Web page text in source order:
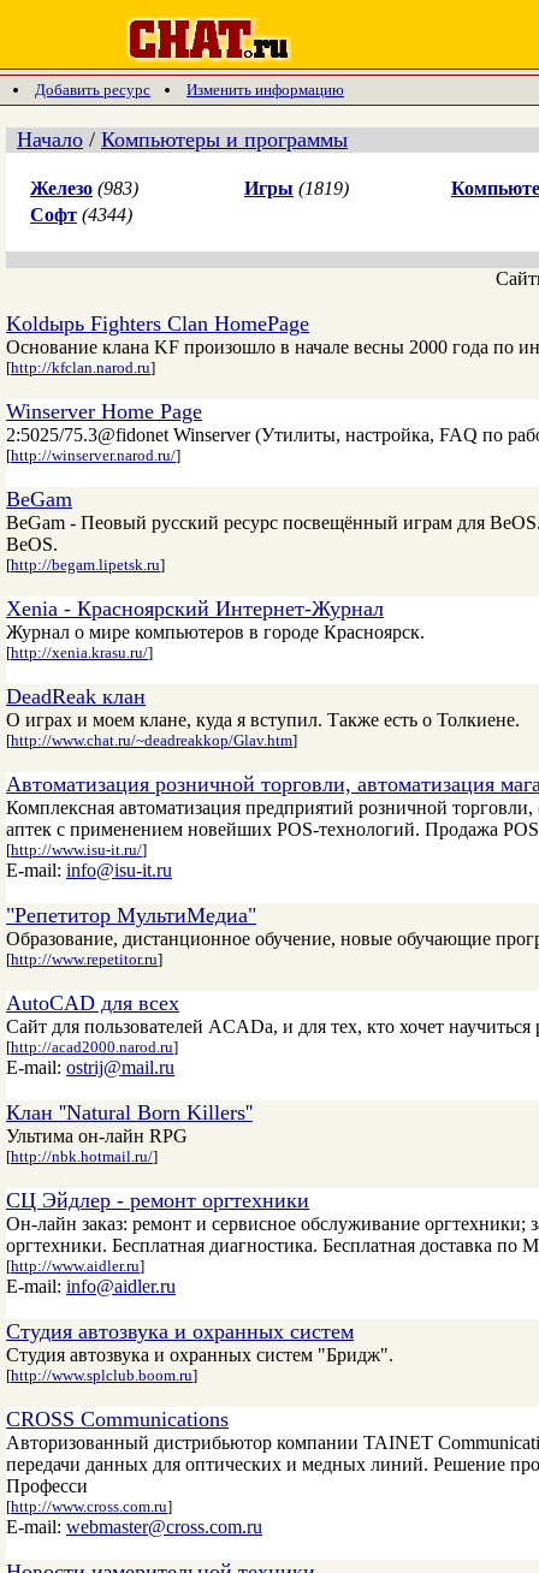
Добавить ресурс Изменить информацию
Начало / Компьютеры и программы
Железо (983) Игры (1819)
Софт (4344)
Koldырь Fighters Clan HomePage
Основание клана KF произошло в начале весны 2000 года по
[http://kfclan.narod.ru]
Winserver Home Page
2:5025/75.3@fidonet Winserver (Утилиты, настpойка, FAQ по
[http://winserver.narod.ru/]
BeGam
BeGam - Пеовый русский ресурс посвещённый играм для
BeOS.
[http://begam.lipetsk.ru]
Xenia - Красноярский Интернет-Журнал
Журнал о мире компьютеров в городе Красноярск.
[http://xenia.krasu.ru/]
DeadReak клан
О играх и моем клане, куда я вступил. Также есть о Толкиене.
[http://www.chat.ru/~deadreakkop/Glav.htm]
Автоматизация розничной торговли, автоматизация
Комплексная автоматизация предприятий розничной
аптек с применением новейших POS-технологий. Продажа
[http://www.isu-it.ru/]
E-mail: info@isu-it.ru
"Репетитор МультиМедиа"
Образование, дистанционное обучение, новые обучающие
[http://www.repetitor.ru]
AutoCAD для всех
Сайт для пользователей ACADa, и для тех, кто хочет
[http://acad2000.narod.ru]
E-mail: ostrij@mail.ru
Клан ''Natural Born Killers''
Ультима он-лайн RPG
[http://nbk.hotmail.ru/]
СЦ Эйдлер - ремонт оргтехники
Он-лайн заказ: ремонт и сервисное обслуживание
оргтехники. Бесплатная диагностика. Бесплатная доставка
[http://www.aidler.ru]
E-mail: info@aidler.ru
Студия автозвука и охранных систем
Студия автозвука и охранных систем "Бридж".
[http://www.splclub.boom.ru]
CROSS Communications
Авторизованный дистрибьютор компании TAINET
передачи данных для оптических и медных линий. Решение
Професси
[http://www.cross.com.ru]
E-mail: webmaster@cross.com.ru